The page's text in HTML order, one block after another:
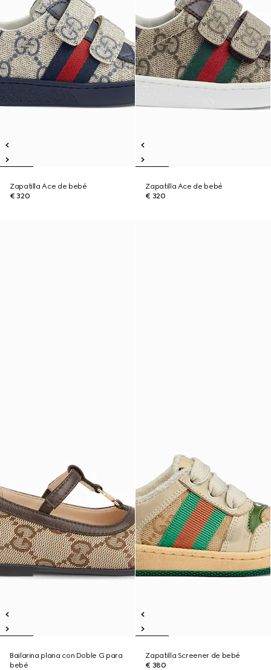
Zapatilla Ace de bebé
€ 320
Zapatilla Ace de bebé
€ 320
Bailarina plana con Doble G para
bebé
Zapatilla Screener de bebé
€ 380